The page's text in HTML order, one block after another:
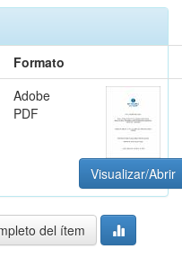
Formato
Adobe
PDF
Visualizar/Abrir
del ítem